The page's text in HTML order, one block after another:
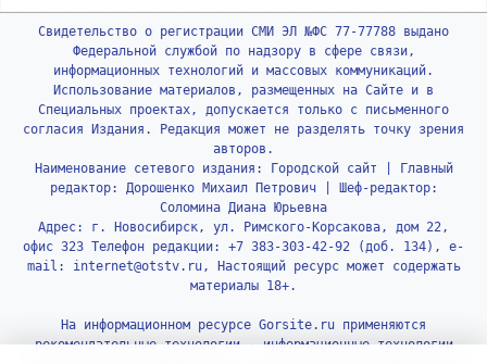
Свидетельство о регистрации СМИ ЭЛ №ФС 77-77788 выдано
Федеральной службой по надзору в сфере связи,
информационных технологий и массовых коммуникаций.
Использование материалов, размещенных на Сайте и в
Специальных проектах, допускается только с письменного
согласия Издания. Редакция может не разделять точку зрения
авторов.
Наименование сетевого издания: Городской сайт | Главный
редактор: Дорошенко Михаил Петрович | Шеф-редактор:
Соломина Диана Юрьевна
Адрес: г. Новосибирск, ул. Римского-Корсакова, дом 22,
офис 323 Телефон редакции: +7 383-303-42-92 (доб. 134), e-
mail: internet@otstv.ru, Настоящий ресурс может содержать
материалы 18+.
На информационном ресурсе Gorsite.ru применяются
рекомендательные технологии - информационные технологии